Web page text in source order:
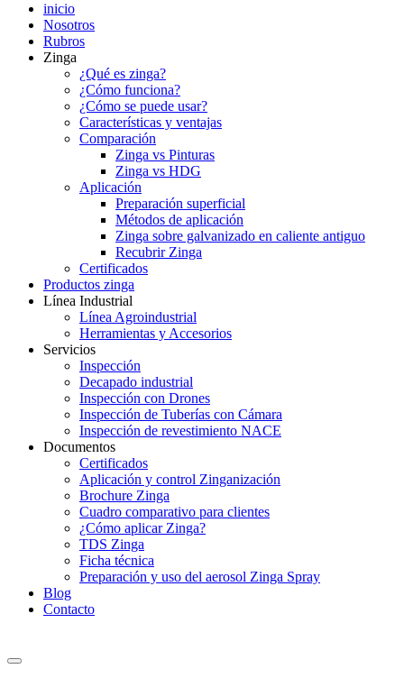
inicio
Nosotros
Rubros
Zinga
¿Qué es zinga?
¿Cómo funciona?
¿Cómo se puede usar?
Características y ventajas
Comparación
Zinga vs Pinturas
Zinga vs HDG
Aplicación
Preparación superficial
Métodos de aplicación
Zinga sobre galvanizado en caliente antiguo
Recubrir Zinga
Certificados
Productos zinga
Línea Industrial
Línea Agroindustrial
Herramientas y Accesorios
Servicios
Inspección
Decapado industrial
Inspección con Drones
Inspección de Tuberías con Cámara
Inspección de revestimiento NACE
Documentos
Certificados
Aplicación y control Zinganización
Brochure Zinga
Cuadro comparativo para clientes
¿Cómo aplicar Zinga?
TDS Zinga
Ficha técnica
Preparación y uso del aerosol Zinga Spray
Blog
Contacto